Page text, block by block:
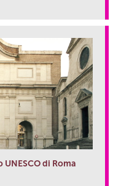
di Roma